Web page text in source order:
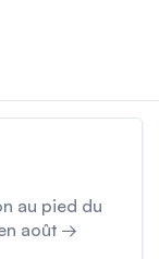
au pied du
août →